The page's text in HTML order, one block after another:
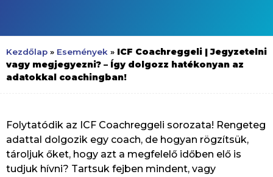
Kezdőlap » Események » ICF Coachreggeli | Jegyzetelni
vagy megjegyezni? – Így dolgozz hatékonyan az
adatokkal coachingban!
Folytatódik az ICF Coachreggeli sorozata! Rengeteg
adattal dolgozik egy coach, de hogyan rögzítsük,
tároljuk őket, hogy azt a megfelelő időben elő is
tudjuk hívni? Tartsuk fejben mindent, vagy